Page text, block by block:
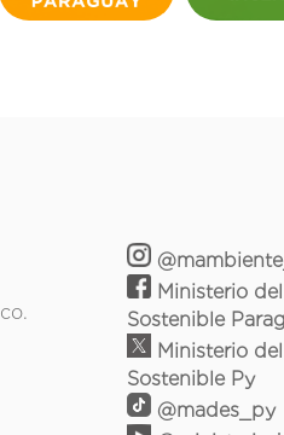
Ministerio
Sostenible
Ministerio
Sostenible Py
@mades_py